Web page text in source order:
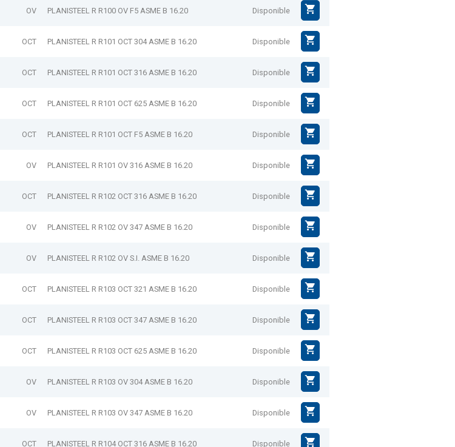
OV PLANISTEEL R R100 OV F5 ASME B 16.20 Disponible
OCT PLANISTEEL R R101 OCT 304 ASME B 16.20 Disponible
OCT PLANISTEEL R R101 OCT 316 ASME B 16.20 Disponible
OCT PLANISTEEL R R101 OCT 625 ASME B 16.20 Disponible
OCT PLANISTEEL R R101 OCT F5 ASME B 16.20 Disponible
OV PLANISTEEL R R101 OV 316 ASME B 16.20 Disponible
OCT PLANISTEEL R R102 OCT 316 ASME B 16.20 Disponible
OV PLANISTEEL R R102 OV 347 ASME B 16.20 Disponible
OV PLANISTEEL R R102 OV S.I. ASME B 16.20 Disponible
OCT PLANISTEEL R R103 OCT 321 ASME B 16.20 Disponible
OCT PLANISTEEL R R103 OCT 347 ASME B 16.20 Disponible
OCT PLANISTEEL R R103 OCT 625 ASME B 16.20 Disponible
OV PLANISTEEL R R103 OV 304 ASME B 16.20 Disponible
OV PLANISTEEL R R103 OV 347 ASME B 16.20 Disponible
OCT PLANISTEEL R R104 OCT 316 ASME B 16.20 Disponible